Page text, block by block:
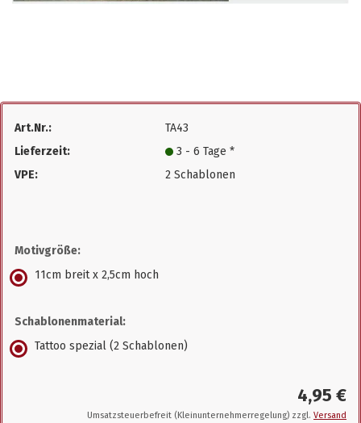
Art.Nr.:
TA43
Lieferzeit:
3 - 6 Tage *
VPE:
2 Schablonen
Motivgröße:
11cm breit x 2,5cm hoch
Schablonenmaterial:
Tattoo spezial (2 Schablonen)
4,95 €
Umsatzsteuerbefreit (Kleinunternehmerregelung) zzgl. Versand